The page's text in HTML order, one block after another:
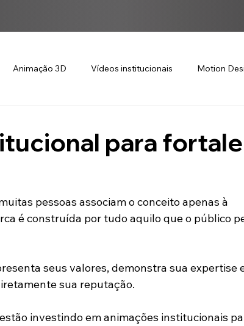
Animação 3D Vídeos institucionais Motion
para
pessoas associam o conceito apenas à
é construída por tudo aquilo que o público
seus valores, demonstra sua expertise
sua reputação.
investindo em animações institucionais